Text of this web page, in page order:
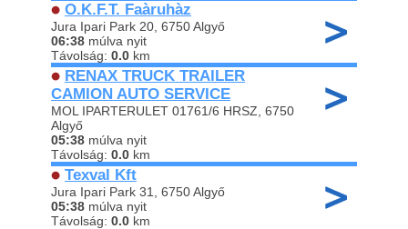
O.K.F.T. Faàruhàz
Jura Ipari Park 20, 6750 Algyő
06:38 múlva nyit
Távolság: 0.0 km
RENAX TRUCK TRAILER
CAMION AUTO SERVICE
MOL IPARTERULET 01761/6 HRSZ, 6750
Algyő
05:38 múlva nyit
Távolság: 0.0 km
Texval Kft
Jura Ipari Park 31, 6750 Algyő
05:38 múlva nyit
Távolság: 0.0 km